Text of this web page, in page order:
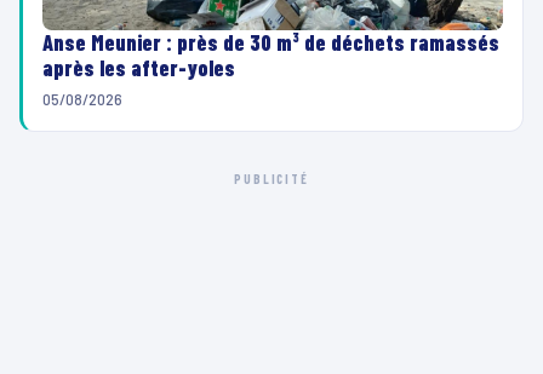
Anse Meunier : près de 30 m³ de déchets ramassés
après les after-yoles
05/08/2026
PUBLICITÉ